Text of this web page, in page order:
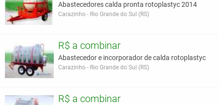
Abastecedores calda pronta rotoplastyc 2014
Carazinho - Rio Grande do Sul (RS)
R$ a combinar
Abastecedor e incorporador de calda rotoplastyc
Carazinho - Rio Grande do Sul (RS)
R$ a combinar